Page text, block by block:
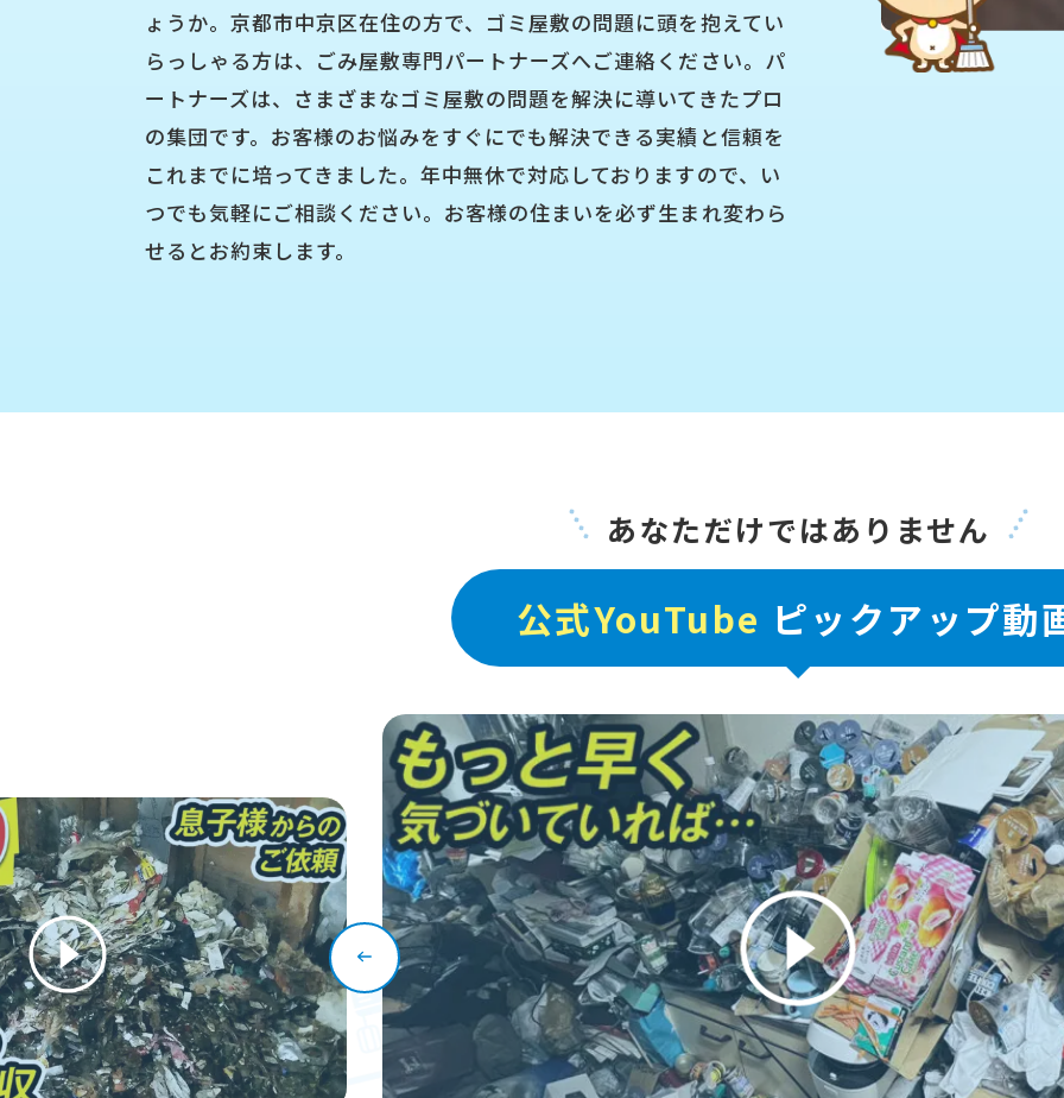
ょうか。京都市中京区在住の方で、ゴミ屋敷の問題に頭を抱えてい
らっしゃる方は、ごみ屋敷専門パートナーズへご連絡ください。パ
ートナーズは、さまざまなゴミ屋敷の問題を解決に導いてきたプロ
の集団です。お客様のお悩みをすぐにでも解決できる実績と信頼を
これまでに培ってきました。年中無休で対応しておりますので、い
つでも気軽にご相談ください。お客様の住まいを必ず生まれ変わら
せるとお約束します。
あなただけではありません
公式YouTube ピックアップ動